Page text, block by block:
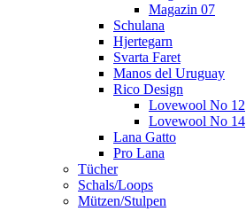
Magazin 07
Schulana
Hjertegarn
Svarta Faret
Manos del Uruguay
Rico Design
Lovewool No 12
Lovewool No 14
Lana Gatto
Pro Lana
Tücher
Schals/Loops
Mützen/Stulpen